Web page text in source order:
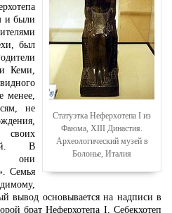
Статуэтка Неферхотепа I из
Фаюма, XIII Династия.
Археологический музей в
Болонье, Италия
и были
был
Кеми,
менее,
не
своих
В
они
Семья
вывод основывается на надписи в
брат Неферхотепа I, Себекхотеп